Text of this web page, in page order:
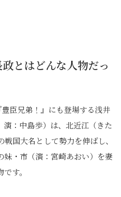
とはどんな人物だっ
臣兄弟！』にも登場する浅井
：中島歩）は、北近江（きた
国大名として勢力を伸ばし、
妹・市（演：宮崎あおい）を妻
す。